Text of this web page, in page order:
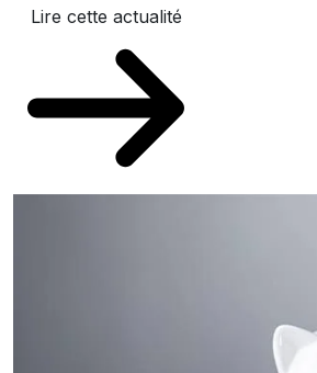
Lire cette actualité